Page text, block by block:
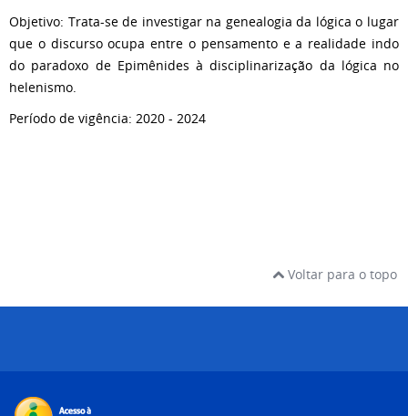
Objetivo: Trata-se de investigar na genealogia da lógica o lugar
que o discurso ocupa entre o pensamento e a realidade indo
do paradoxo de Epimênides à disciplinarização da lógica no
helenismo.
Período de vigência: 2020 - 2024
Voltar para o topo